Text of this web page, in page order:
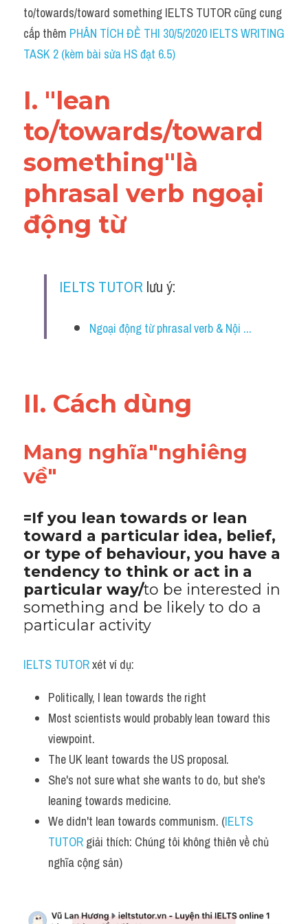
Idiom
Grammar
Word form
Cách dùng từ
Phân biệt từ
Đề thi thật Task 2
Speaking
Reading
Vocabulary
to/towards/toward something IELTS TUTOR cũng cung
cấp thêm PHÂN TÍCH ĐỀ THI 30/5/2020 IELTS WRITING
TASK 2 (kèm bài sửa HS đạt 6.5)
I. "lean
to/towards/toward
something"là
phrasal verb ngoại
động từ
IELTS TUTOR lưu ý:
Ngoại động từ phrasal verb & Nội ...
II. Cách dùng
Mang nghĩa"nghiêng
về"
=If you lean towards or lean
toward a particular idea, belief,
or type of behaviour, you have a
tendency to think or act in a
particular way/to be interested in
something and be likely to do a
particular activity
IELTS TUTOR xét ví dụ:
Politically, I lean towards the right
Most scientists would probably lean toward this
viewpoint.
The UK leant towards the US proposal.
She's not sure what she wants to do, but she's
leaning towards medicine.
We didn't lean towards communism. (IELTS
TUTOR giải thích: Chúng tôi không thiên về chủ
nghĩa cộng sản)